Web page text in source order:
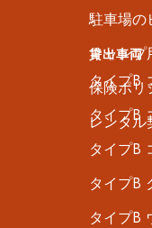
駐車場の
キャンプ
保険ポリ
レンタル
貸出車両
タイプB
タイプB
タイプB
タイプB
タイプB